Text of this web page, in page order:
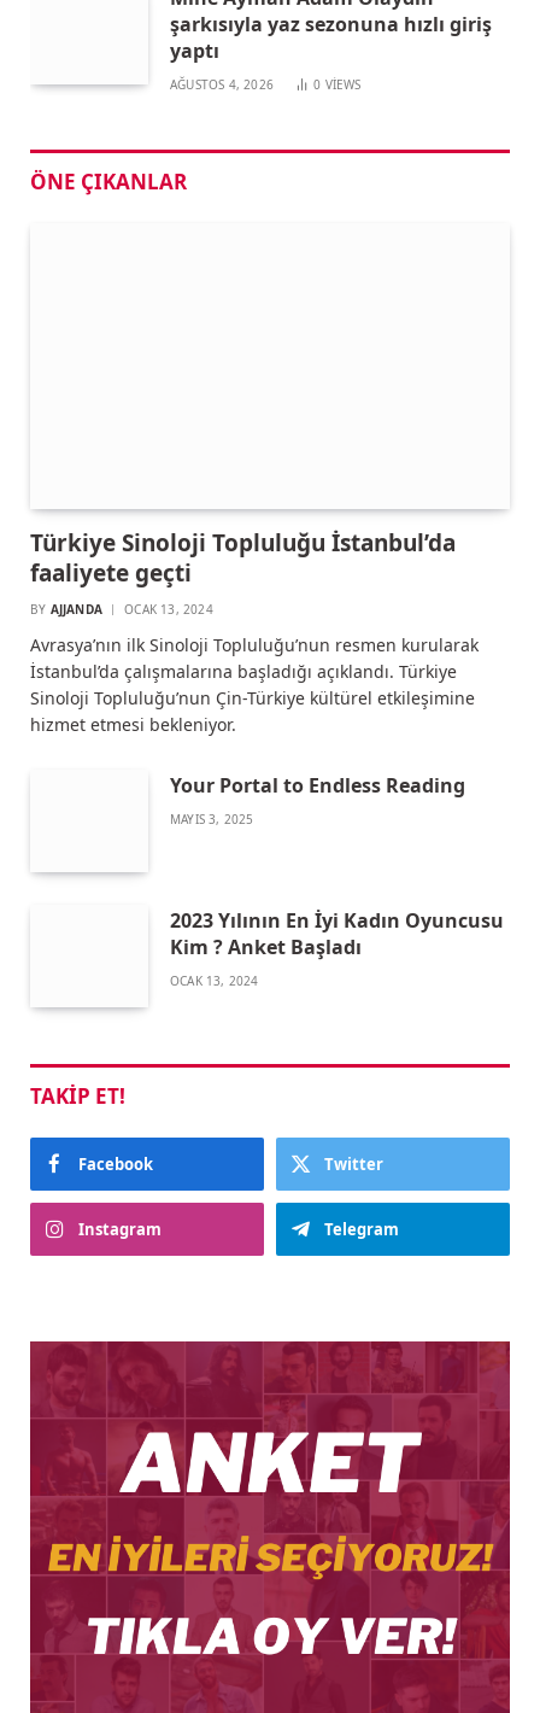
şarkısıyla yaz sezonuna hızlı giriş
yaptı
AĞUSTOS 4, 2026 0 VIEWS
ÖNE ÇIKANLAR
Türkiye Sinoloji Topluluğu İstanbul’da
faaliyete geçti
BY AJJANDA OCAK 13, 2024
Avrasya’nın ilk Sinoloji Topluluğu’nun resmen kurularak
İstanbul’da çalışmalarına başladığı açıklandı. Türkiye
Sinoloji Topluluğu’nun Çin-Türkiye kültürel etkileşimine
hizmet etmesi bekleniyor.
Your Portal to Endless Reading
MAYIS 3, 2025
2023 Yılının En İyi Kadın Oyuncusu
Kim ? Anket Başladı
OCAK 13, 2024
TAKIP ET!
Facebook Twitter
Instagram Telegram